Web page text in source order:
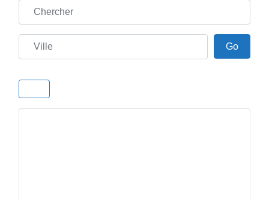
Chercher
Ville GoGo